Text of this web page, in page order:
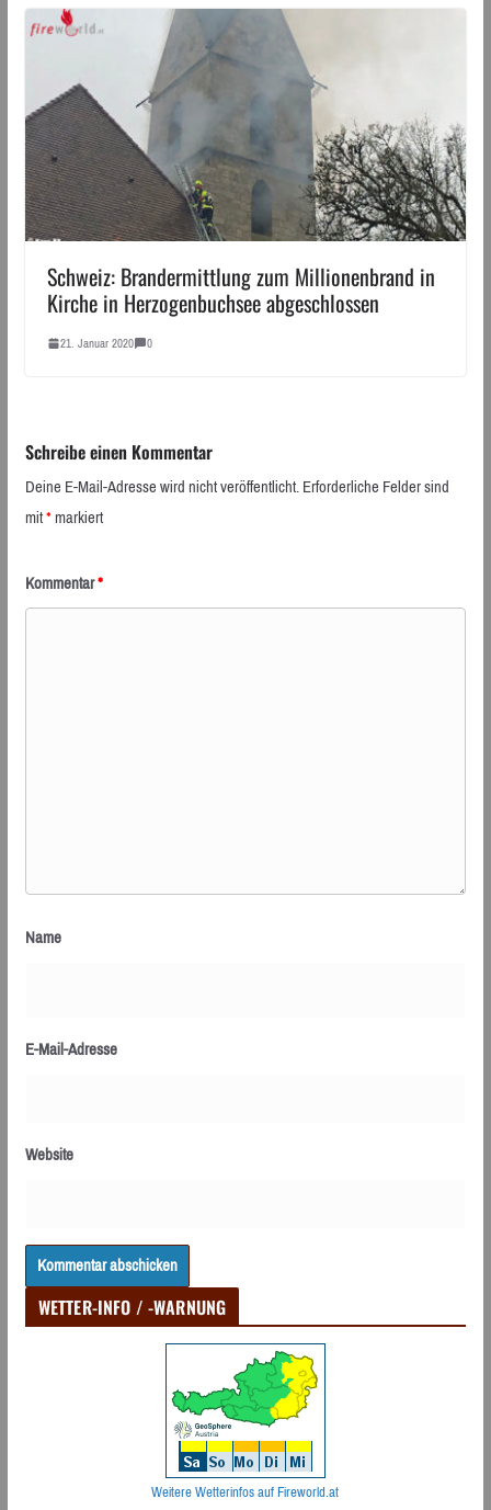
Schweiz: Brandermittlung zum Millionenbrand in
Kirche in Herzogenbuchsee abgeschlossen
21. Januar 2020 0
Schreibe einen Kommentar
Deine E-Mail-Adresse wird nicht veröffentlicht.Erforderliche Felder sind
mit*markiert
Kommentar*
Name
E-Mail-Adresse
Website
WETTER-INFO / -WARNUNG
Weitere Wetterinfos auf Fireworld.at